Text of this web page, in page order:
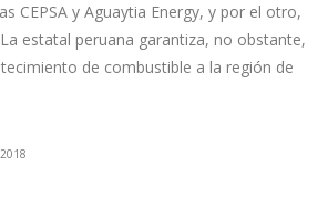
CEPSA y Aguaytia Energy, y por el otro,
estatal peruana garantiza, no obstante,
de combustible a la región de